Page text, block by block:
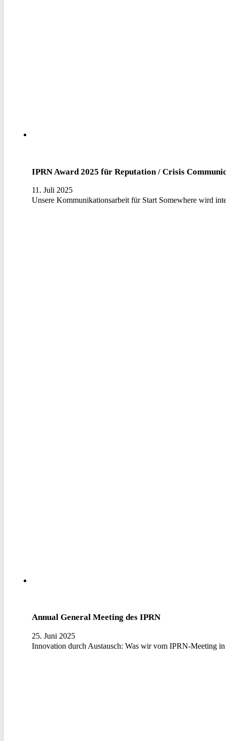
IPRN Award 2025 für Reputation / Crisis
11. Juli 2025
Unsere Kommunikationsarbeit für Start Somewhere wird
Annual General Meeting des IPRN
25. Juni 2025
Innovation durch Austausch: Was wir vom IPRN-Meeting